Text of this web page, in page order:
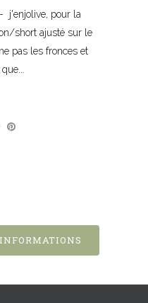
j'enjolive, pour la
short ajusté sur le
pas les fronces et